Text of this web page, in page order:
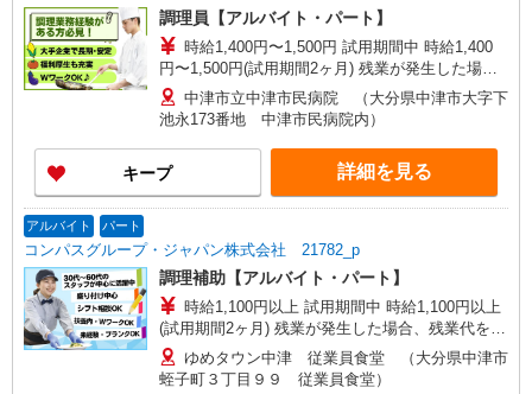
調理員【アルバイト・パート】
時給1,400円〜1,500円 試用期間中 時給1,400
円〜1,500円(試用期間2ヶ月) 残業が発生した場
合、残業代を1分単位で別途支給します。
中津市立中津市民病院 （大分県中津市大字下
池永173番地 中津市民病院内）
キープ 詳細を見る
アルバイト パート
コンパスグループ・ジャパン株式会社 21782_p
調理補助【アルバイト・パート】
時給1,100円以上 試用期間中 時給1,100円以上
(試用期間2ヶ月) 残業が発生した場合、残業代を1
分単位で別途支給します。
ゆめタウン中津 従業員食堂 （大分県中津市
蛭子町３丁目９９ 従業員食堂）